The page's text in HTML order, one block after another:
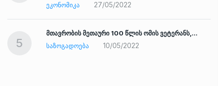
ᲔᲙᲝᲜᲝᲛᲘᲙᲐ
27/05/2022
5
მთავრობის მეთაური 100 წლის ომის ვეტერანს,…
ᲡᲐᲖᲝᲒᲐᲓᲝᲔᲑᲐ
10/05/2022